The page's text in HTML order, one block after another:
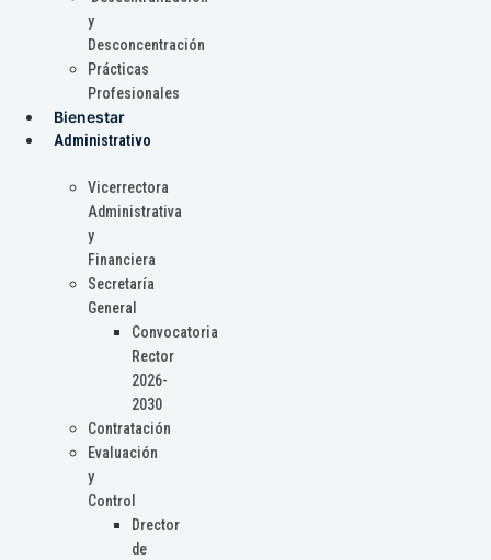
y
Desconcentración
Prácticas
Profesionales
Bienestar
Administrativo
Vicerrectora
Administrativa
y
Financiera
Secretaría
General
Convocatoria
Rector
2026-
2030
Contratación
Evaluación
y
Control
Drector
de